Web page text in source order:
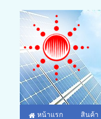
หน้าแรก สินค้า